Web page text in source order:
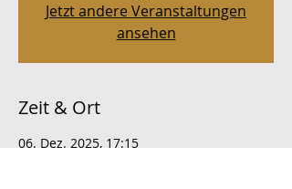
Jetzt andere Veranstaltungen
ansehen
Zeit & Ort
06. Dez. 2025, 17:15